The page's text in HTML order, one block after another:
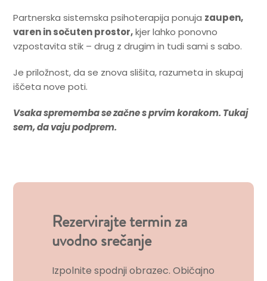
Partnerska sistemska psihoterapija ponuja zaupen,
varen in sočuten prostor,kjer lahko ponovno
vzpostavita stik – drug z drugim in tudi sami s sabo.
Je priložnost, da se znova slišita, razumeta in skupaj
iščeta nove poti.
Vsaka sprememba se začne s prvim korakom. Tukaj
sem, da vaju podprem.
Rezervirajte termin za
uvodno srečanje
Izpolnite spodnji obrazec. Običajno